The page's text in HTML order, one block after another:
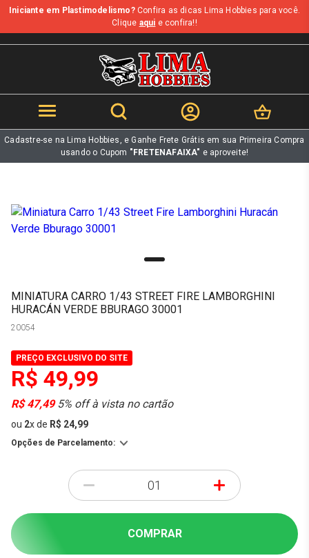
b
Iniciante em Plastimodelismo?Confira as dicas Lima Hobbies para você.
Clique aqui e confira!!
Cadastre-se na Lima Hobbies, e Ganhe Frete Grátis em sua Primeira Compra
usando o Cupom "FRETENAFAIXA" e aproveite!
MINIATURA CARRO 1/43 STREET FIRE LAMBORGHINI
HURACÁN VERDE BBURAGO 30001
20054
PREÇO EXCLUSIVO DO SITE
R$ 49,99
R$ 47,495% off à vista no cartão
ou 2xde R$ 24,99
Opções de Parcelamento:
- +
COMPRAR